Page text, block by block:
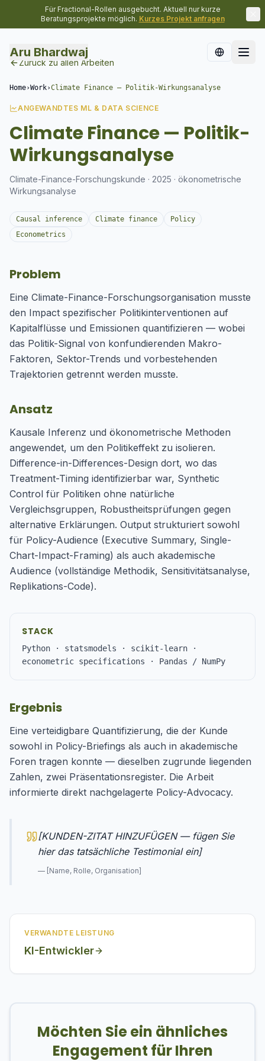
Für Fractional-Rollen ausgebucht. Aktuell nur kurze
Beratungsprojekte möglich. Kurzes Projekt anfragen
Aru Bhardwaj
Zurück zu allen Arbeiten
Home›Work›Climate Finance — Politik-Wirkungsanalyse
ANGEWANDTES ML & DATA SCIENCE
Climate Finance — Politik-
Wirkungsanalyse
Climate-Finance-Forschungskunde · 2025 · ökonometrische
Wirkungsanalyse
Causal inference Climate finance
Policy
Econometrics
Problem
Eine Climate-Finance-Forschungsorganisation musste
den Impact spezifischer Politikinterventionen auf
Kapitalflüsse und Emissionen quantifizieren — wobei
das Politik-Signal von konfundierenden Makro-
Faktoren, Sektor-Trends und vorbestehenden
Trajektorien getrennt werden musste.
Ansatz
Kausale Inferenz und ökonometrische Methoden
angewendet, um den Politikeffekt zu isolieren.
Difference-in-Differences-Design dort, wo das
Treatment-Timing identifizierbar war, Synthetic
Control für Politiken ohne natürliche
Vergleichsgruppen, Robustheitsprüfungen gegen
alternative Erklärungen. Output strukturiert sowohl
für Policy-Audience (Executive Summary, Single-
Chart-Impact-Framing) als auch akademische
Audience (vollständige Methodik, Sensitivitätsanalyse,
Replikations-Code).
STACK
Python · statsmodels · scikit-learn ·
econometric specifications · Pandas / NumPy
Ergebnis
Eine verteidigbare Quantifizierung, die der Kunde
sowohl in Policy-Briefings als auch in akademische
Foren tragen konnte — dieselben zugrunde liegenden
Zahlen, zwei Präsentationsregister. Die Arbeit
informierte direkt nachgelagerte Policy-Advocacy.
[KUNDEN-ZITAT HINZUFÜGEN — fügen Sie
hier das tatsächliche Testimonial ein]
— [Name, Rolle, Organisation]
VERWANDTE LEISTUNG
KI-Entwickler
Möchten Sie ein ähnliches
Engagement für Ihren